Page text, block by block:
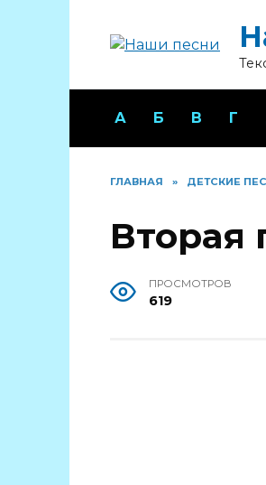
А Б В Г
ГЛАВНАЯ » ДЕТСКИЕ
Вторая
ПРОСМОТРОВ
619